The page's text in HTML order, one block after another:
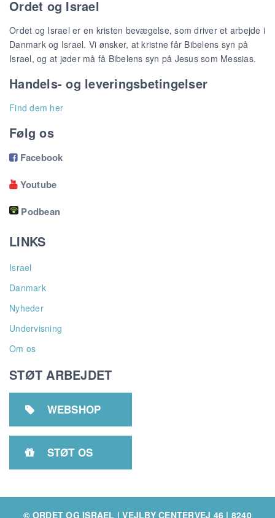
Ordet og Israel
Ordet og Israel er en kristen bevægelse, som driver et arbejde i
Danmark og Israel. Vi ønsker, at kristne får Bibelens syn på
Israel, og at jøder må få Bibelens syn på Jesus som Messias.
Handels- og leveringsbetingelser
Find dem her
Følg os
Facebook
Youtube
Podbean
LINKS
Israel
Danmark
Nyheder
Undervisning
Om os
STØT ARBEJDET
 WEBSHOP
 STØT OS
© ORDET OG ISRAEL | VEJLBY CENTERVEJ 46 | 8240